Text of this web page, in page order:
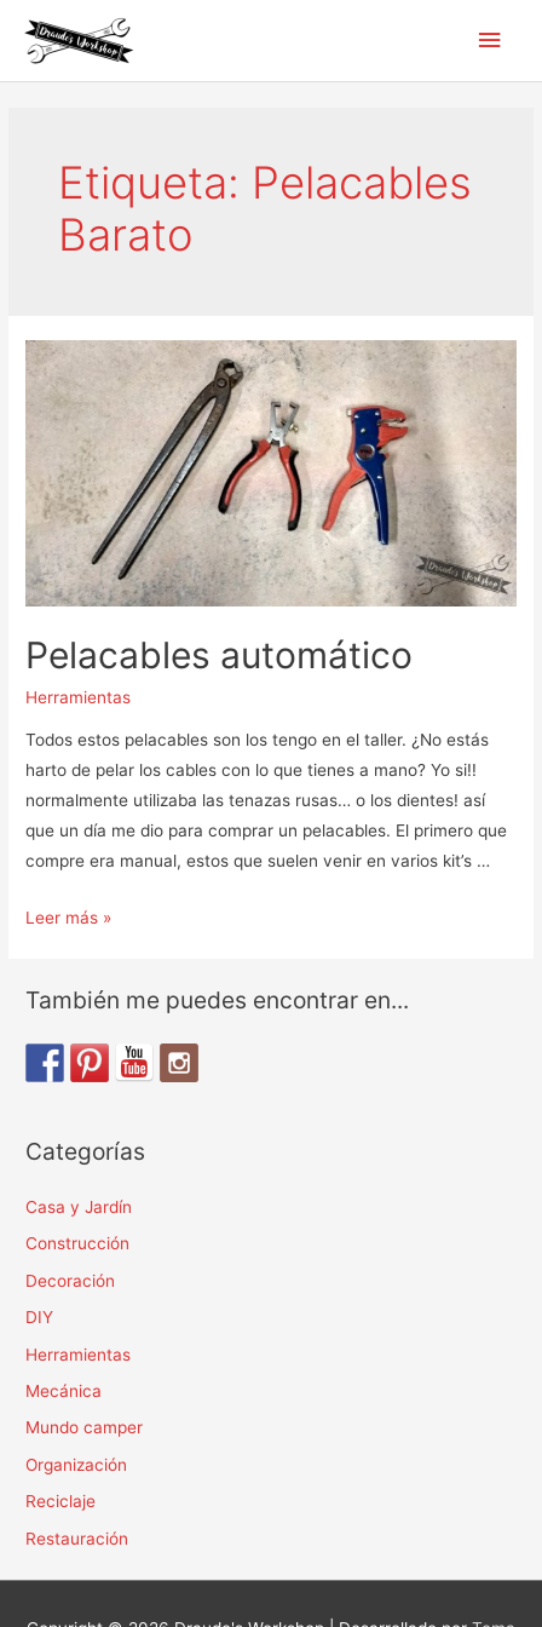
Etiqueta: Pelacables
Barato
Pelacables automático
Herramientas
Todos estos pelacables son los tengo en el taller. ¿No estás
harto de pelar los cables con lo que tienes a mano? Yo si!!
normalmente utilizaba las tenazas rusas… o los dientes! así
que un día me dio para comprar un pelacables. El primero que
compre era manual, estos que suelen venir en varios kit’s …
Pelacables
Leer más »
También me puedes encontrar en...
Categorías
Casa y Jardín
Construcción
Decoración
DIY
Herramientas
Mecánica
Mundo camper
Organización
Reciclaje
Restauración